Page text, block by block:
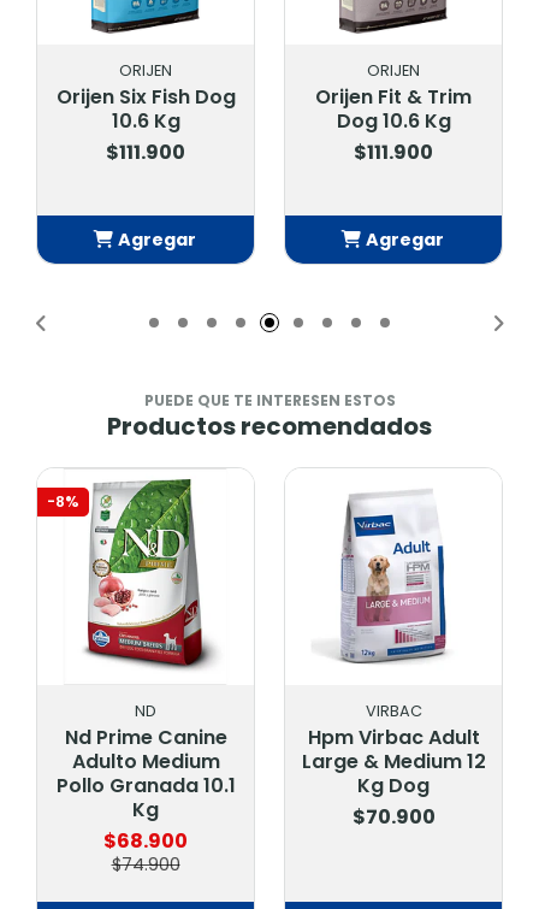
ORIJEN
Orijen Six Fish Dog
10.6 Kg
$111.900
Agregar
ORIJEN
Orijen Fit & Trim
Dog 10.6 Kg
$111.900
Agregar
PUEDE QUE TE INTERESEN ESTOS
Productos recomendados
-8%
ND
Nd Prime Canine
Adulto Medium
Pollo Granada 10.1
Kg
$68.900
$74.900
VIRBAC
Hpm Virbac Adult
Large & Medium 12
Kg Dog
$70.900